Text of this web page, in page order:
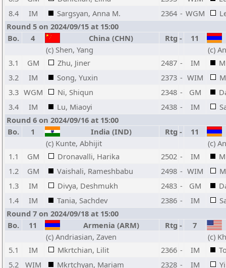
8.4
IM Sargsyan, Anna M. 2364 - WGM
Round 5 on 2024/09/15 at 15:00
Bo.
4 China (CHN) Rtg -
11
(c) Shen, Yang
(c)
3.1
GM Zhu, Jiner 2487 - IM
3.2
IM Song, Yuxin 2373 - WIM
3.3 WGM Ni, Shiqun 2348 - GM
3.4
IM Lu, Miaoyi 2438 - IM
Round 6 on 2024/09/16 at 15:00
Bo.
1 India (IND) Rtg -
11
(c) Kunte, Abhijit
(c)
1.1
GM Dronavalli, Harika 2502 - IM
1.2
GM Vaishali, Rameshbabu 2498 - WIM
1.3
IM Divya, Deshmukh 2483 - GM
1.4
IM Tania, Sachdev 2386 - IM
Round 7 on 2024/09/18 at 15:00
Bo.
11 Armenia (ARM) Rtg - 7
(c) Andriasian, Zaven
(c)
5.1
IM Mkrtchian, Lilit 2366 - IM
5.2
WIM Mkrtchyan, Mariam 2328 - IM